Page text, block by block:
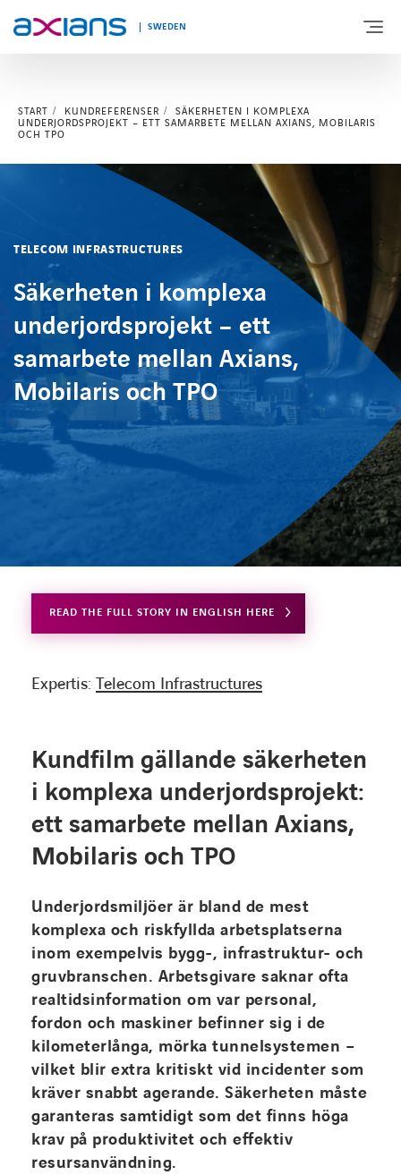
SWEDEN
OM AXIANS
VÅR EXPERTIS
KUNSKAPSBANK & EVENTS
KONTAKTA OSS
Karriärsida
Axess inlogg
START KUNDREFERENSER
SÄKERHETEN I KOMPLEXA
UNDERJORDSPROJEKT – ETT SAMARBETE MELLAN AXIANS, MOBILARIS
OCH TPO
TELECOM INFRASTRUCTURES
Säkerheten i komplexa
underjordsprojekt – ett
samarbete mellan Axians,
Mobilaris och TPO
READ THE FULL STORY IN ENGLISH HERE
Expertis: Telecom Infrastructures
Kundfilm gällande säkerheten
i komplexa underjordsprojekt:
ett samarbete mellan Axians,
Mobilaris och TPO
Underjordsmiljöer är bland de mest
komplexa och riskfyllda arbetsplatserna
inom exempelvis bygg-, infrastruktur- och
gruvbranschen. Arbetsgivare saknar ofta
realtidsinformation om var personal,
fordon och maskiner befinner sig i de
kilometerlånga, mörka tunnelsystemen –
vilket blir extra kritiskt vid incidenter som
kräver snabbt agerande. Säkerheten måste
garanteras samtidigt som det finns höga
krav på produktivitet och effektiv
resursanvändning.